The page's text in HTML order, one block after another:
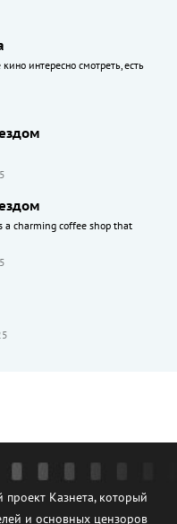
интересно смотреть, есть
a charming coffee shop that
Казнета, который
и основных цензоров